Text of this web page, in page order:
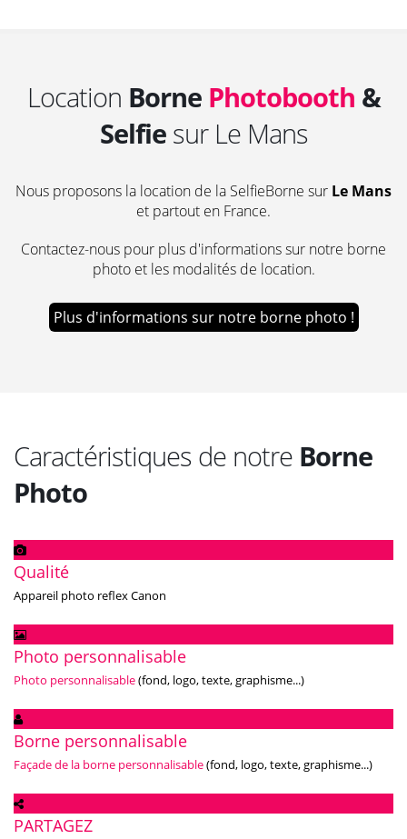
Location Borne Photobooth &
Selfiesur Le Mans
Nous proposons la location de la SelfieBorne sur Le Mans
et partout en France.
Contactez-nous pour plus d'informations sur notre borne
photo et les modalités de location.
Plus d'informations sur notre borne photo !
Caractéristiques de notre Borne
Photo
Qualité
Appareil photo reflex Canon
Photo personnalisable
Photo personnalisable(fond, logo, texte, graphisme...)
Borne personnalisable
Façade de la borne personnalisable(fond, logo, texte, graphisme...)
PARTAGEZ